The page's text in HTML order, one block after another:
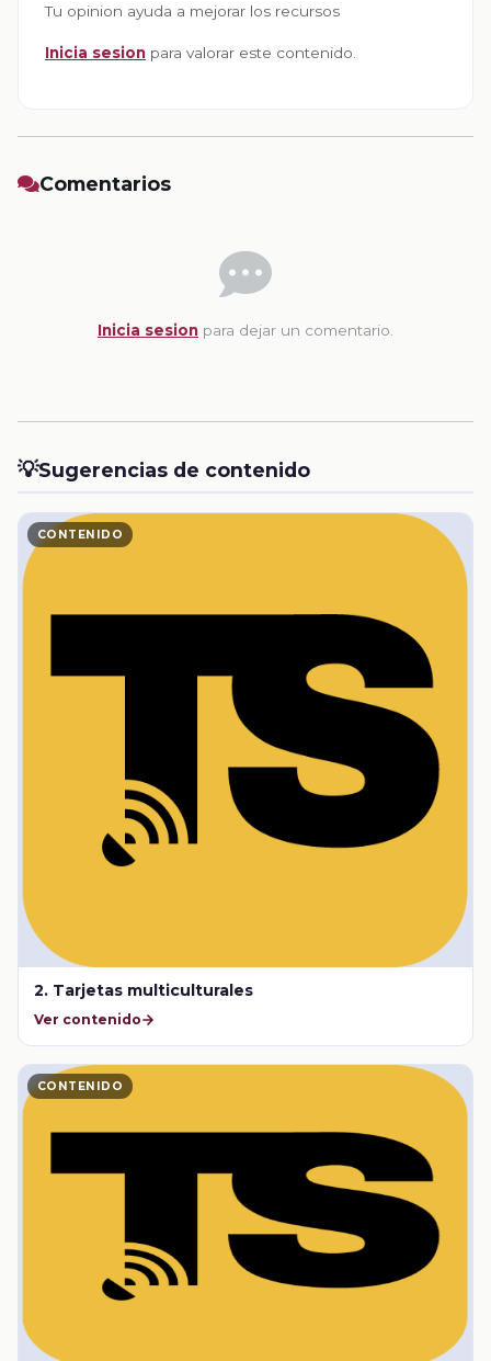
Tu opinion ayuda a mejorar los recursos
Inicia sesion para valorar este contenido.
Comentarios
Inicia sesion para dejar un comentario.
💡Sugerencias de contenido
CONTENIDO
2. Tarjetas multiculturales
Ver contenido
CONTENIDO